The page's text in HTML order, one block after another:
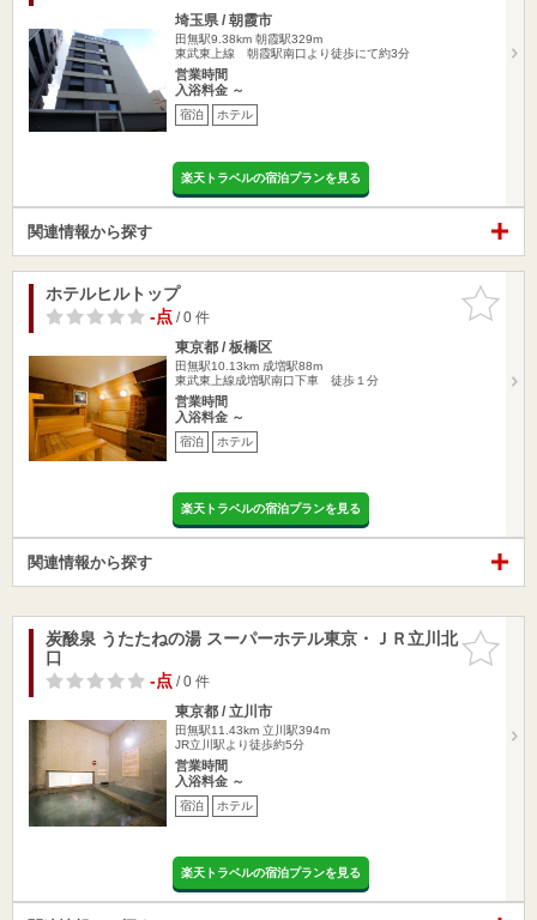
埼玉県 / 朝霞市
田無駅9.38km 朝霞駅329m
東武東上線 朝霞駅南口より徒歩にて約3分
営業時間
入浴料金 ～
宿泊 ホテル
楽天トラベルの宿泊プランを見る
関連情報から探す
お気に入
りに追加
ホテルヒルトップ
-点/ 0 件
東京都 / 板橋区
田無駅10.13km 成増駅88m
東武東上線成増駅南口下車 徒歩１分
営業時間
入浴料金 ～
宿泊 ホテル
楽天トラベルの宿泊プランを見る
関連情報から探す
お気に入
りに追加
炭酸泉 うたたねの湯 スーパーホテル東京・ＪＲ立川北
口
-点/ 0 件
東京都 / 立川市
田無駅11.43km 立川駅394m
JR立川駅より徒歩約5分
営業時間
入浴料金 ～
宿泊 ホテル
楽天トラベルの宿泊プランを見る